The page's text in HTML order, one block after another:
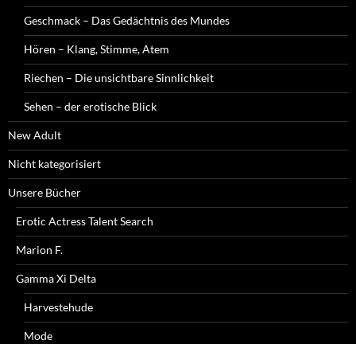
Geschmack – Das Gedächtnis des Mundes
Hören – Klang, Stimme, Atem
Riechen – Die unsichtbare Sinnlichkeit
Sehen – der erotische Blick
New Adult
Nicht kategorisiert
Unsere Bücher
Erotic Actress Talent Search
Marion F.
Gamma Xi Delta
Harvestehude
Mode